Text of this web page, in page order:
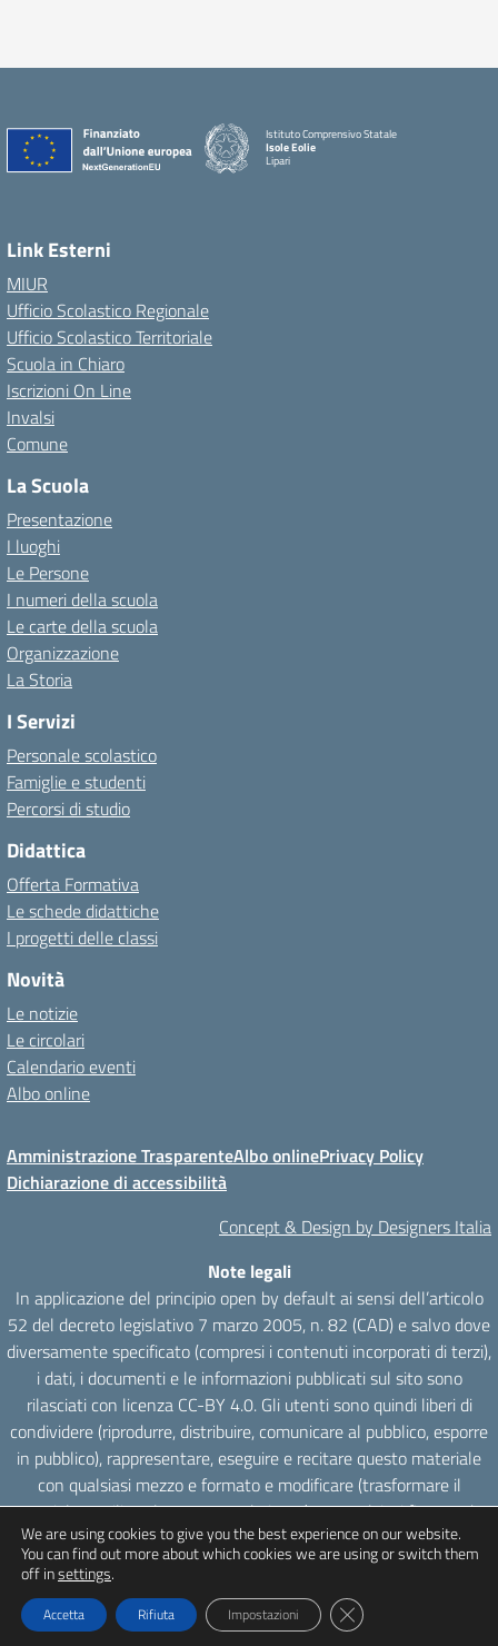
Istituto Comprensivo Statale
Isole Eolie
Lipari
Link Esterni
MIUR
Ufficio Scolastico Regionale
Ufficio Scolastico Territoriale
Scuola in Chiaro
Iscrizioni On Line
Invalsi
Comune
La Scuola
Presentazione
I luoghi
Le Persone
I numeri della scuola
Le carte della scuola
Organizzazione
La Storia
I Servizi
Personale scolastico
Famiglie e studenti
Percorsi di studio
Didattica
Offerta Formativa
Le schede didattiche
I progetti delle classi
Novità
Le notizie
Le circolari
Calendario eventi
Albo online
Amministrazione TrasparenteAlbo onlinePrivacy Policy
Dichiarazione di accessibilità
Concept & Design by Designers Italia
Note legali
In applicazione del principio open by default ai sensi dell’articolo
52 del decreto legislativo 7 marzo 2005, n. 82 (CAD) e salvo dove
diversamente specificato (compresi i contenuti incorporati di terzi),
i dati, i documenti e le informazioni pubblicati sul sito sono
rilasciati con licenza CC-BY 4.0. Gli utenti sono quindi liberi di
condividere (riprodurre, distribuire, comunicare al pubblico, esporre
in pubblico), rappresentare, eseguire e recitare questo materiale
con qualsiasi mezzo e formato e modificare (trasformare il
materiale e utilizzarlo per opere derivate) per qualsiasi fine, anche
commerciale con il solo onere di attribuzione, senza apporre
restrizioni aggiuntive.
We are using cookies to give you the best experience on our website.
You can find out more about which cookies we are using or switch them
off insettings.
Accetta Rifiuta Impostazioni Close GDPR Cookie